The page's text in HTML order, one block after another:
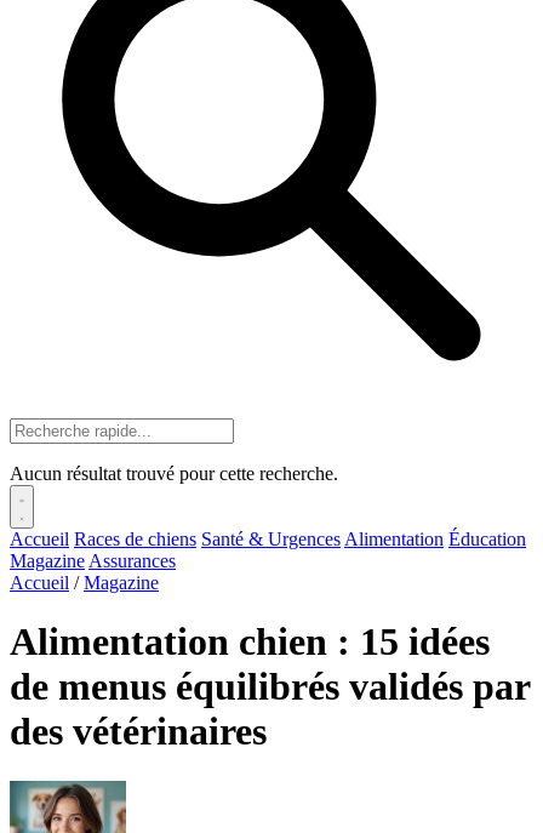
Aucun résultat trouvé pour cette recherche.
Accueil Races de chiens Santé & Urgences Alimentation Éducation
Magazine Assurances
Accueil / Magazine
Alimentation chien : 15 idées
de menus équilibrés validés par
des vétérinaires